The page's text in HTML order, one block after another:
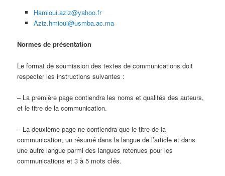
Hamioui.aziz@yahoo.fr
Aziz.hmioui@usmba.ac.ma
Normes de présentation
Le format de soumission des textes de communications doit
respecter les instructions suivantes :
– La première page contiendra les noms et qualités des auteurs,
et le titre de la communication.
– La deuxième page ne contiendra que le titre de la
communication, un résumé dans la langue de l’article et dans
une autre langue parmi des langues retenues pour les
communications et 3 à 5 mots clés.